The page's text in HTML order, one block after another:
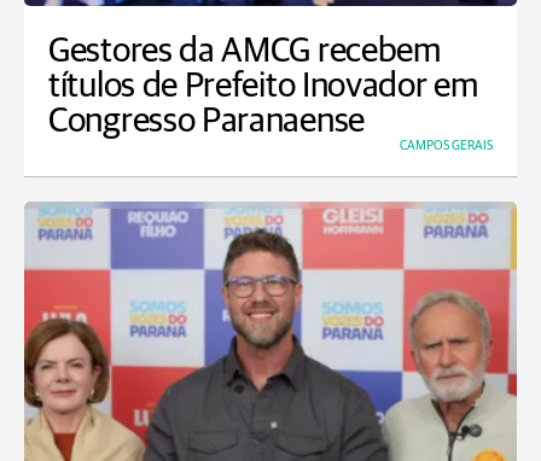
Gestores da AMCG recebem
títulos de Prefeito Inovador em
Congresso Paranaense
CAMPOS GERAIS